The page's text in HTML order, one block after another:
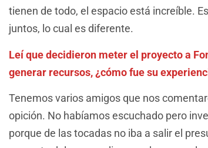
tienen de todo, el espacio está increíble.
juntos, lo cual es diferente.
Leí que decidieron meter el proyecto a
generar recursos, ¿cómo fue su
Tenemos varios amigos que nos
opición. No habíamos escuchado pero
porque de las tocadas no iba a salir el